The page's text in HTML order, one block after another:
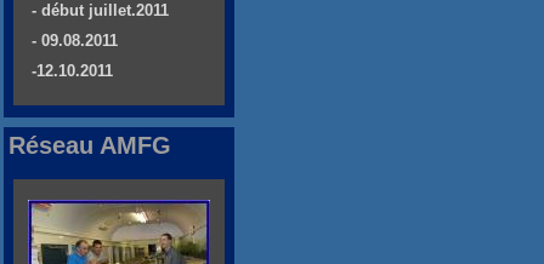
- début juillet.2011
- 09.08.2011
-12.10.2011
Réseau AMFG